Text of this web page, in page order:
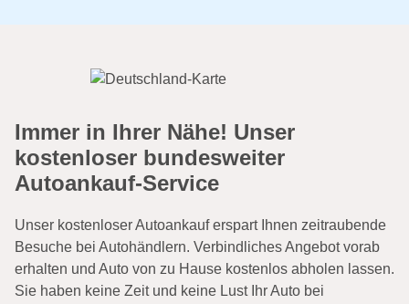
Immer in Ihrer Nähe! Unser
kostenloser bundesweiter
Autoankauf-Service
Unser kostenloser Autoankauf erspart Ihnen zeitraubende
Besuche bei Autohändlern. Verbindliches Angebot vorab
erhalten und Auto von zu Hause kostenlos abholen lassen.
Sie haben keine Zeit und keine Lust Ihr Auto bei